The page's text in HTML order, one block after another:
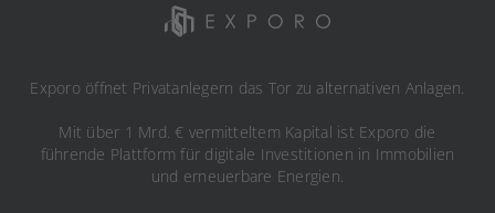
Exporo öffnet Privatanlegern das Tor zu alternativen Anlagen.
Mit über 1 Mrd. € vermitteltem Kapital ist Exporo die
führende Plattform für digitale Investitionen in Immobilien
und erneuerbare Energien.